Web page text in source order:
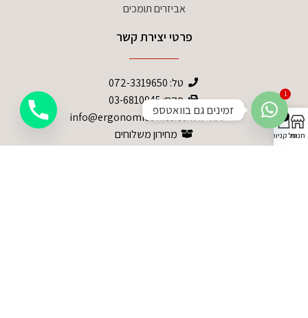
אביזרים תומכים
פרטי יצירת קשר
טל: 072-3319650
פקס: 03-6810945
דוא”ל: info@ergonomicoffice.co.il
מחירון משלוחים
חנותסל קניות
1
זמינים גם בוואטספ